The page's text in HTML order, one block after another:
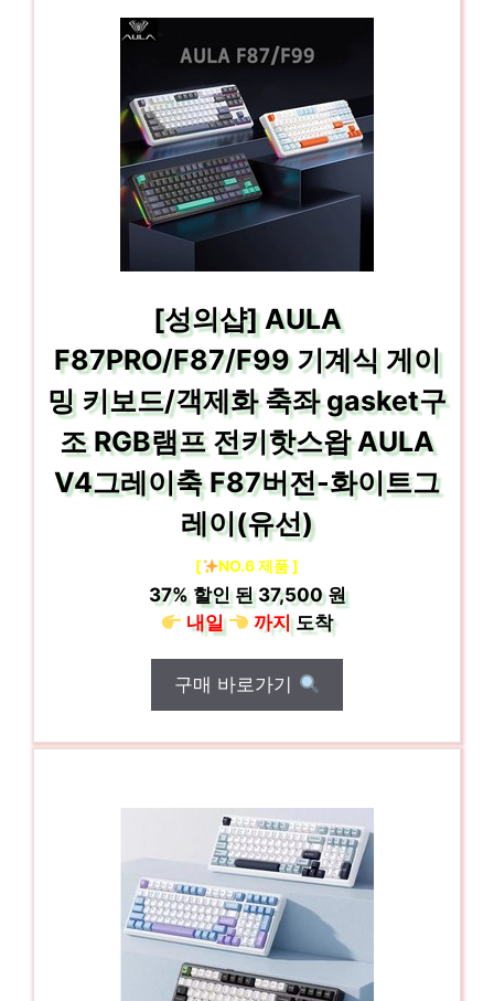
[성의샵] AULA
F87PRO/F87/F99 기계식 게이
밍 키보드/객제화 축좌 gasket구
조 RGB램프 전키핫스왑 AULA
V4그레이축 F87버전-화이트그
레이(유선)
[ NO.6 제품 ]
37%할인 된37,500 원
내일
까지도착
구매 바로가기